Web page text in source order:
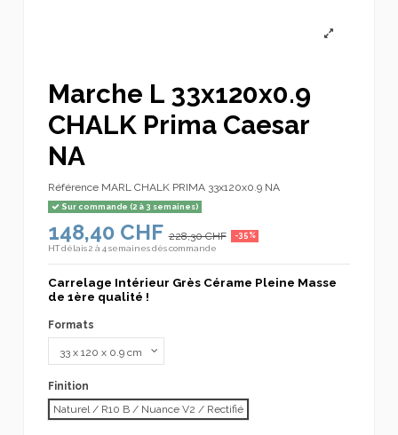
Marche L 33x120x0.9
CHALK Prima Caesar
NA
Référence MARL CHALK PRIMA 33x120x0.9 NA
Sur commande (2 à 3 semaines)
148,40 CHF 228,30 CHF -35%
HTdélais 2 à 4 semaines dès commande
Carrelage Intérieur Grès Cérame Pleine Masse
de 1ère qualité !
Formats
Finition
Naturel / R10 B / Nuance V2 / Rectifié